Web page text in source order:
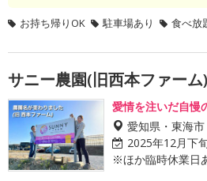
お持ち帰りOK 駐車場あり 食べ放
サニー農園(旧西本ファーム
愛情を注いだ自慢
愛知県・東海市
2025年12月下
※ほか臨時休業日